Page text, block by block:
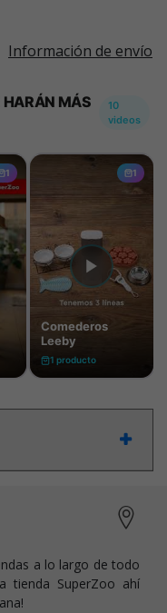
Información de envío
a lo largo de todo
tienda SuperZoo ahí